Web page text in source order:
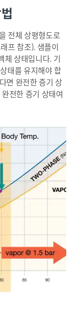
전체 상평형도로
프 참조). 샘플이
체 상태입니다. 기
태를 유지해야 합
면 완전한 증기 상
전한 증기 상태여